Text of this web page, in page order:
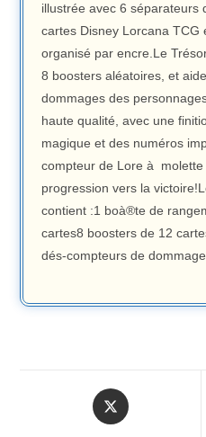
illustrée avec 6 séparateurs
cartes Disney Lorcana TCG
organisé par encre.Le
8 boosters aléatoires, et
dommages des
haute qualité, avec une
magique et des numéros
compteur de Lore à molette
progression vers la
contient :1 boà®te de
cartes8 boosters de 12
dés-compteurs de